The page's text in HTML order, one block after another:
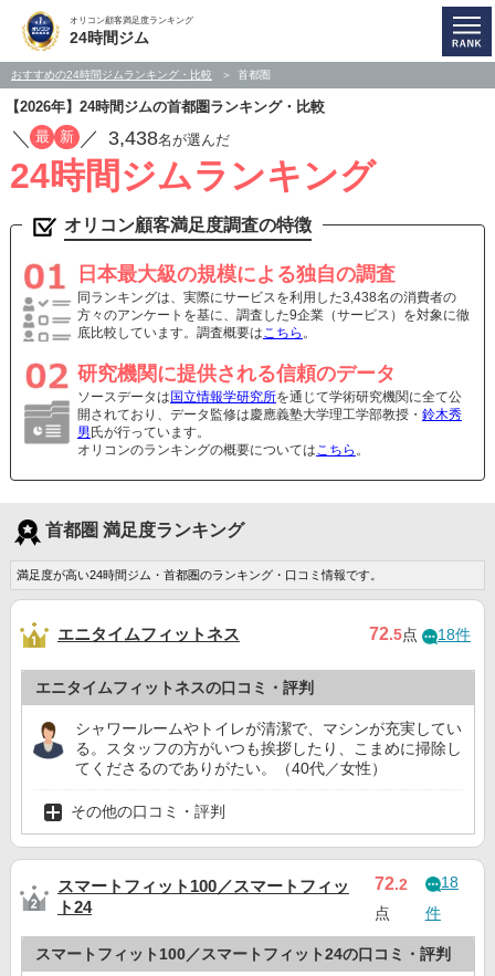
オリコン顧客満足度ランキング
24時間ジム
おすすめの24時間ジムランキング・比較 首都圏
【2026年】24時間ジムの首都圏ランキング・比較
／ 最 新 ／ 3,438名が選んだ
24時間ジムランキング
オリコン顧客満足度調査の特徴
日本最大級の規模による独自の調査
同ランキングは、実際にサービスを利用した3,438名の消費者の
方々のアンケートを基に、調査した9企業（サービス）を対象に徹
底比較しています。調査概要はこちら 。
研究機関に提供される信頼のデータ
ソースデータは 国立情報学研究所を通じて学術研究機関に全て公
開されており、データ監修は慶應義塾大学理工学部教授・ 鈴木秀
男 氏が行っています。
オリコンのランキングの概要についてはこちら 。
首都圏 満足度ランキング
満足度が高い24時間ジム・首都圏のランキング・口コミ情報です。
エニタイムフィットネス 72.5点 18件
エニタイムフィットネスの口コミ・評判
シャワールームやトイレが清潔で、マシンが充実してい
る。スタッフの方がいつも挨拶したり、こまめに掃除し
てくださるのでありがたい。（40代／女性）
その他の口コミ・評判
スマートフィット100／スマートフィッ
ト24
72.2
点
18
件
スマートフィット100／スマートフィット24の口コミ・評判